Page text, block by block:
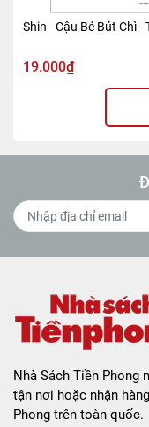
Shin - Cậu Bé Bút Chì -
19.000₫
Nhà Sách Tiền Phong
tận nơi hoặc nhận
Phong trên toàn quốc.